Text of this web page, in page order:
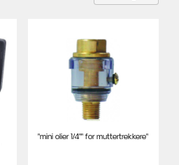
"mini olier 1/4"" for muttertrekkere"